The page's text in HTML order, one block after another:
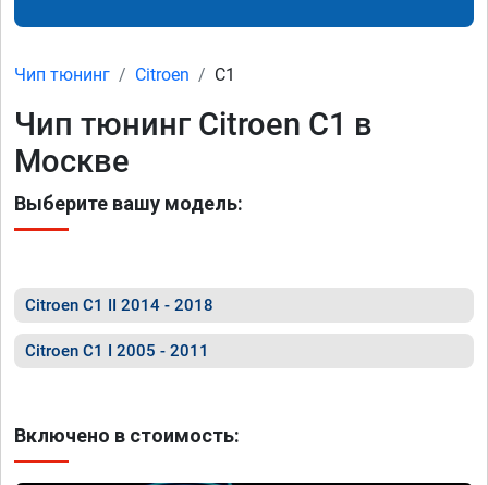
Чип тюнинг Citroen C1
Чип тюнинг Citroen C1 в
Москве
Выберите вашу модель:
Citroen C1 II 2014 - 2018
Citroen C1 I 2005 - 2011
Включено в стоимость: